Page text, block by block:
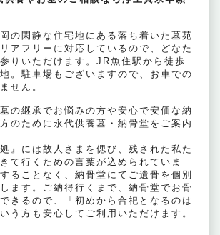
の閑静な住宅地にある落ち着いた墓苑
アフリーに対応しているので、どなた
りいただけます。JR魚住駅から徒歩
。駐車場もございますので、お車での
せん。
の継承でお悩みの方や安心で安価な納
のために永代供養墓・納骨堂をご案内
』には故人さまを偲び、残された私た
て行くための言葉が込められていま
ることなく、納骨堂にてご遺骨を個別
ます。ご納得行くまで、納骨堂でお骨
きるので、「初めから合祀となるのは
う方も安心してご利用いただけます。